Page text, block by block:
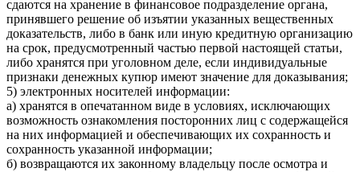
сдаются на хранение в финансовое подразделение органа,
принявшего решение об изъятии указанных вещественных
доказательств, либо в банк или иную кредитную организацию
на срок, предусмотренный частью первой настоящей статьи,
либо хранятся при уголовном деле, если индивидуальные
признаки денежных купюр имеют значение для доказывания;
5) электронных носителей информации:
а) хранятся в опечатанном виде в условиях, исключающих
возможность ознакомления посторонних лиц с содержащейся
на них информацией и обеспечивающих их сохранность и
сохранность указанной информации;
б) возвращаются их законному владельцу после осмотра и